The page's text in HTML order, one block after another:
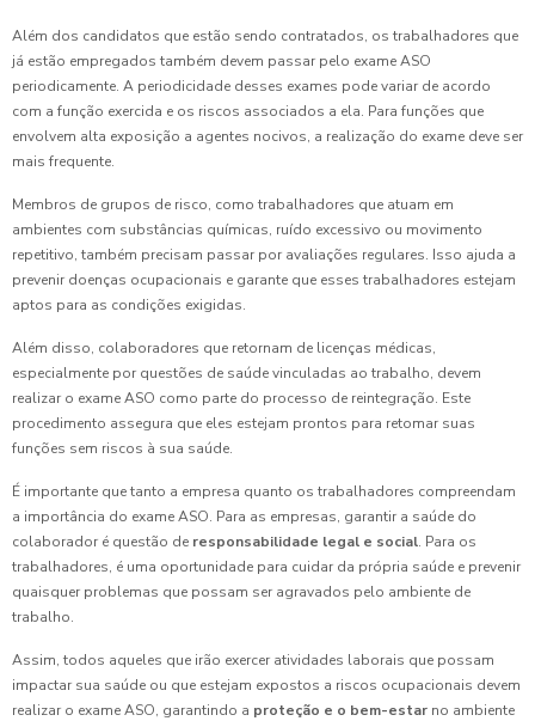
Além dos candidatos que estão sendo contratados, os trabalhadores que
já estão empregados também devem passar pelo exame ASO
periodicamente. A periodicidade desses exames pode variar de acordo
com a função exercida e os riscos associados a ela. Para funções que
envolvem alta exposição a agentes nocivos, a realização do exame deve ser
mais frequente.
Membros de grupos de risco, como trabalhadores que atuam em
ambientes com substâncias químicas, ruído excessivo ou movimento
repetitivo, também precisam passar por avaliações regulares. Isso ajuda a
prevenir doenças ocupacionais e garante que esses trabalhadores estejam
aptos para as condições exigidas.
Além disso, colaboradores que retornam de licenças médicas,
especialmente por questões de saúde vinculadas ao trabalho, devem
realizar o exame ASO como parte do processo de reintegração. Este
procedimento assegura que eles estejam prontos para retomar suas
funções sem riscos à sua saúde.
É importante que tanto a empresa quanto os trabalhadores compreendam
a importância do exame ASO. Para as empresas, garantir a saúde do
colaborador é questão de responsabilidade legal e social. Para os
trabalhadores, é uma oportunidade para cuidar da própria saúde e prevenir
quaisquer problemas que possam ser agravados pelo ambiente de
trabalho.
Assim, todos aqueles que irão exercer atividades laborais que possam
impactar sua saúde ou que estejam expostos a riscos ocupacionais devem
realizar o exame ASO, garantindo a proteção e o bem-estar no ambiente